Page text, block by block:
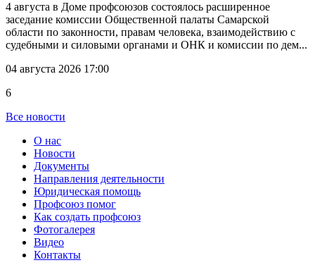
4 августа в Доме профсоюзов состоялось расширенное
заседание комиссии Общественной палаты Самарской
области по законности, правам человека, взаимодействию с
судебными и силовыми органами и ОНК и комиссии по дем...
04 августа 2026 17:00
6
Все новости
О нас
Новости
Документы
Направления деятельности
Юридическая помощь
Профсоюз помог
Как создать профсоюз
Фотогалерея
Видео
Контакты